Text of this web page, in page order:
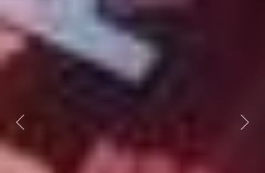
Předchozí Další